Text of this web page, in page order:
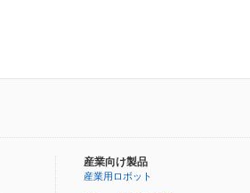
産業向け製品
産業用ロボット